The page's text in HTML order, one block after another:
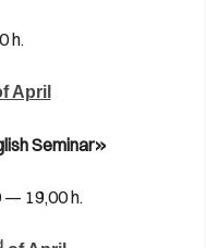
h.
April
Seminar»
— 19,00 h.